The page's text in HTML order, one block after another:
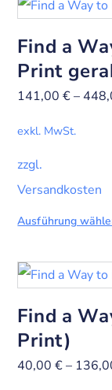
Find a
Print
141,00€–
exkl. MwSt.
zzgl.
Versandkosten
Ausführung
Find a
Print)
40,00€–